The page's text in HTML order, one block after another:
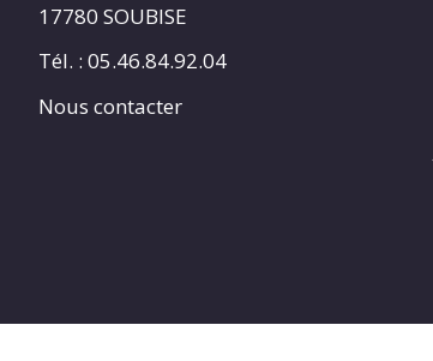
17780 SOUBISE
Tél. : 05.46.84.92.04
Nous contacter